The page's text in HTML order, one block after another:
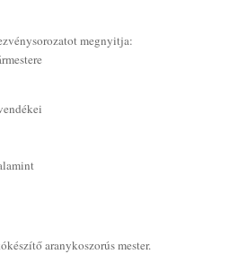
megnyitja:
aranykoszorús mester.